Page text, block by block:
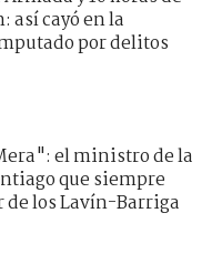
así cayó en la
por delitos
el ministro de la
que siempre
de los Lavín-Barriga